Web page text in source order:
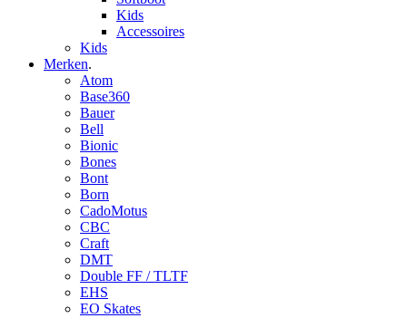
Kids
Accessoires
Kids
Merken.
Atom
Base360
Bauer
Bell
Bionic
Bones
Bont
Born
CadoMotus
CBC
Craft
DMT
Double FF / TLTF
EHS
EO Skates